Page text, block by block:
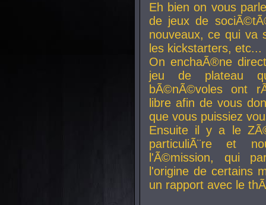
Eh bien on vous
de jeux de
nouveaux, ce qui va
les kickstarters, etc...
On enchaÃ®ne
jeu de plateau
bÃ©nÃ©voles ont
libre afin de vous
que vous puissiez
Ensuite il y a le
particuliÃ¨re et
l'Ã©mission, qui
l'origine de certains
un rapport avec le